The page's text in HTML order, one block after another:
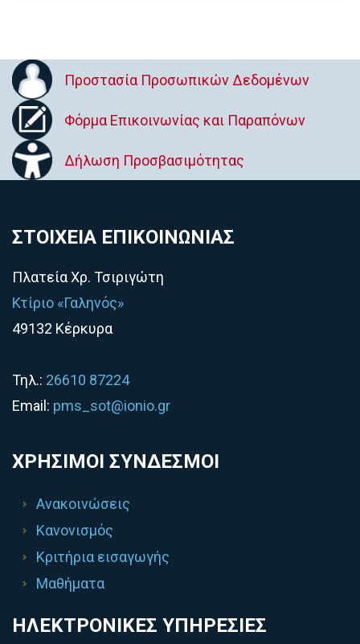
Προστασία Προσωπικών Δεδομένων
Φόρμα Επικοινωνίας και Παραπόνων
Δήλωση Προσβασιμότητας
ΣΤΟΙΧΕΙΑ ΕΠΙΚΟΙΝΩΝΙΑΣ
Πλατεία Χρ. Τσιριγώτη
Κτίριο «Γαληνός»
49132 Κέρκυρα
Τηλ.: 26610 87224
Email: pms_sot@ionio.gr
ΧΡΗΣΙΜΟΙ ΣΥΝΔΕΣΜΟΙ
Ανακοινώσεις
Κανονισμός
Κριτήρια εισαγωγής
Μαθήματα
ΗΛΕΚΤΡΟΝΙΚΕΣ ΥΠΗΡΕΣΙΕΣ